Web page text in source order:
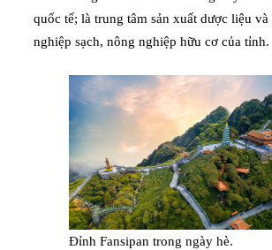
quốc tế; là trung tâm sản xuất dược liệu
nghiệp sạch, nông nghiệp hữu cơ của tỉnh.
Đỉnh Fansipan trong ngày hè.